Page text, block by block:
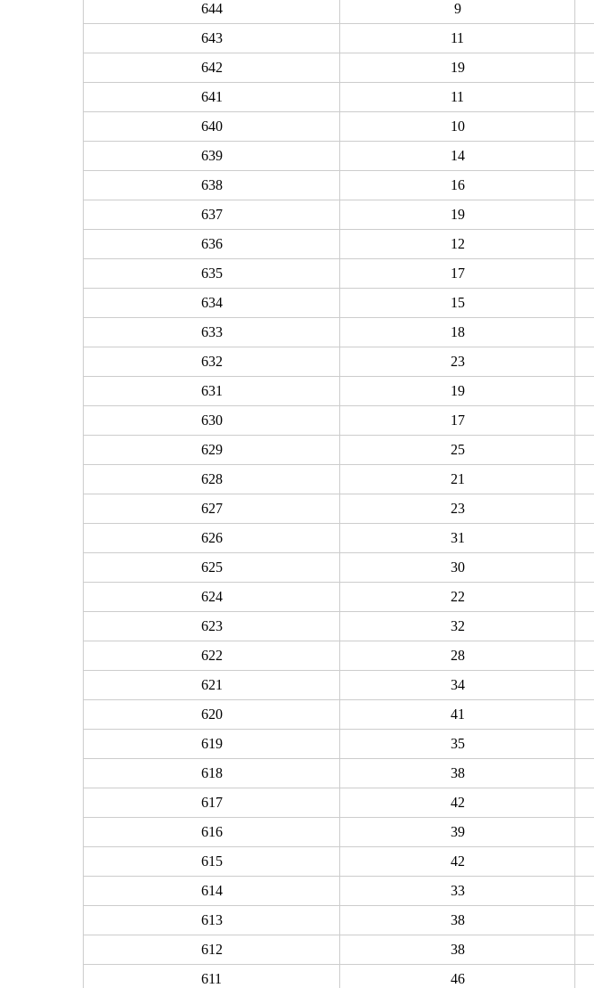
644
9
643
11
642
19
641
11
640
10
639
14
638
16
637
19
636
12
635
17
634
15
633
18
632
23
631
19
630
17
629
25
628
21
627
23
626
31
625
30
624
22
623
32
622
28
621
34
620
41
619
35
618
38
617
42
616
39
615
42
614
33
613
38
612
38
611
46